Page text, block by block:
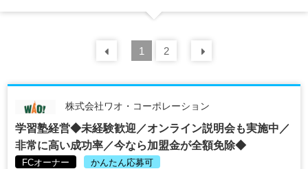
前の 30
1 2
株式会社ワオ・コーポレーション
学習塾経営◆未経験歓迎／オンライン説明会も実施中／
非常に高い成功率／今なら加盟金が全額免除◆
FCオーナー かんたん応募可